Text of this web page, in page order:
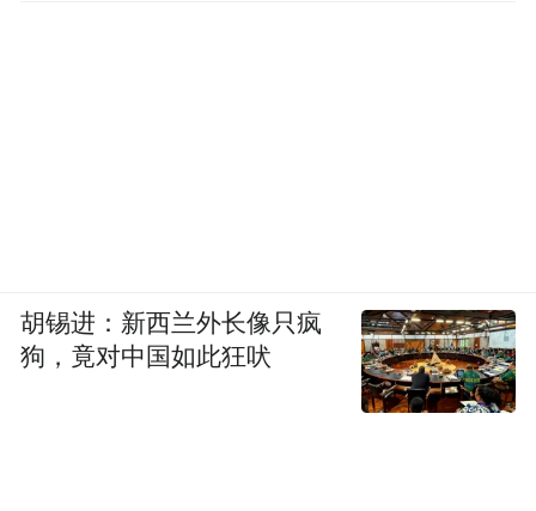
胡锡进：新西兰外长像只疯
狗，竟对中国如此狂吠